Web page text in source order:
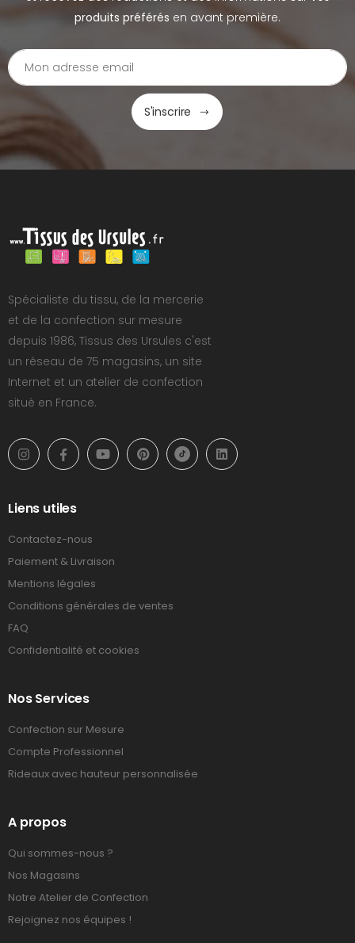
produits préférés en avant première.
S'inscrire
Spécialiste du tissu, de la mercerie
et de la confection sur mesure
depuis 1986, Tissus des Ursules c'est
un réseau de 75 magasins, un site
Internet et un atelier de confection
situé en France.
Liens utiles
Contactez-nous
Paiement & Livraison
Mentions légales
Conditions générales de ventes
FAQ
Confidentialité et cookies
Nos Services
Confection sur Mesure
Compte Professionnel
Rideaux avec hauteur personnalisée
A propos
Qui sommes-nous ?
Nos Magasins
Notre Atelier de Confection
Rejoignez nos équipes !